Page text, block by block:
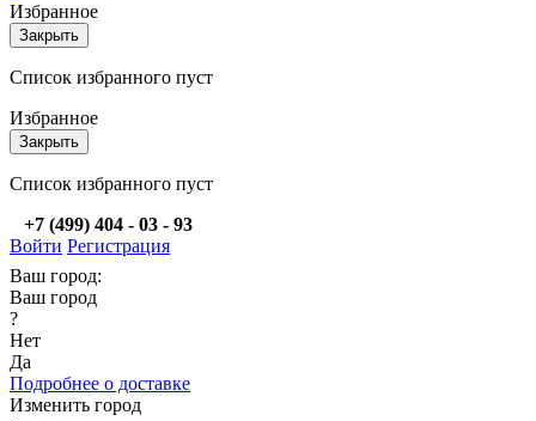
Избранное
Закрыть
Список избранного пуст
Избранное
Закрыть
Список избранного пуст
+7 (499) 404 - 03 - 93
Войти Регистрация
Ваш город:
Ваш город
?
Нет
Да
Подробнее о доставке
Изменить город